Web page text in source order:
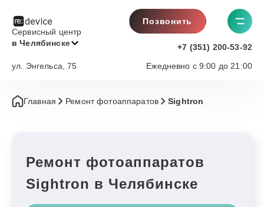
Сервисный центр
в Челябинске
Позвонить
+7 (351) 200-53-92
Ежедневно с 9:00 до 21:00
ул. Энгельса, 75
Главная Ремонт фотоаппаратов Sightron
Ремонт фотоаппаратов
Sightron в Челябинске